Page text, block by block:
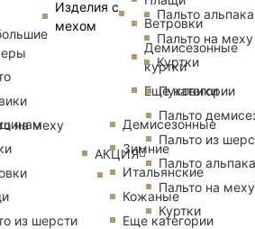
Изделия с
мехом
Ветровки
Демисезонные
куртки
Еще категории
Демисезонные
Зимние
Итальянские
Кожаные
Еще категории
на меху
из шерсти
Пальто альпака
Пальто на меху
Куртки
АКЦИЯ
Пуховики
Пальто
Пальто из
Пальто альпака
Пальто на меху
Куртки